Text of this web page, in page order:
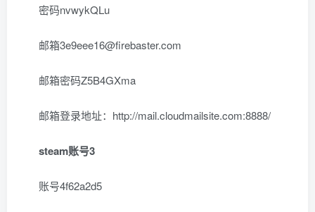
密码nvwykQLu
邮箱3e9eee16@firebaster.com
邮箱密码Z5B4GXma
邮箱登录地址：http://mail.cloudmailsite.com:8888/
steam账号3
账号4f62a2d5